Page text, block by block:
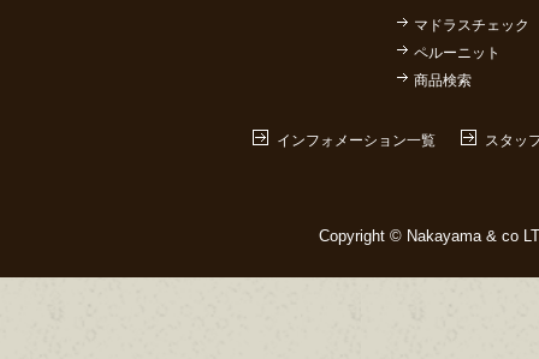
マドラスチェック
ペルーニット
商品検索
インフォメーション一覧 スタッ
Copyright © Nakayama & co